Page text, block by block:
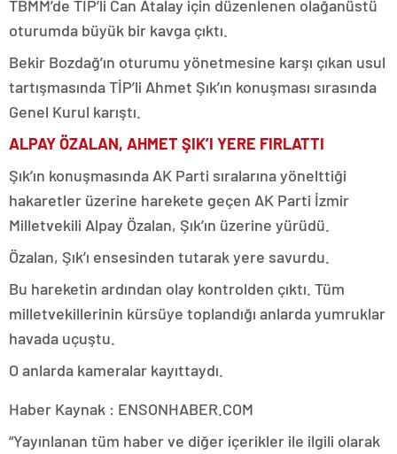
TBMM’de TİP’li Can Atalay için düzenlenen olağanüstü
oturumda büyük bir kavga çıktı.
Bekir Bozdağ’ın oturumu yönetmesine karşı çıkan usul
tartışmasında TİP’li Ahmet Şık’ın konuşması sırasında
Genel Kurul karıştı.
ALPAY ÖZALAN, AHMET ŞIK’I YERE FIRLATTI
Şık’ın konuşmasında AK Parti sıralarına yönelttiği
hakaretler üzerine harekete geçen AK Parti İzmir
Milletvekili Alpay Özalan, Şık’ın üzerine yürüdü.
Özalan, Şık’ı ensesinden tutarak yere savurdu.
Bu hareketin ardından olay kontrolden çıktı. Tüm
milletvekillerinin kürsüye toplandığı anlarda yumruklar
havada uçuştu.
O anlarda kameralar kayıttaydı.
Haber Kaynak : ENSONHABER.COM
“Yayınlanan tüm haber ve diğer içerikler ile ilgili olarak